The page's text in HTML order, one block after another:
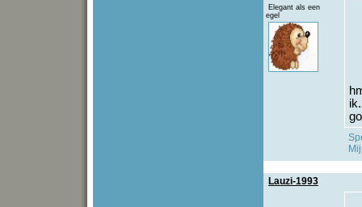
Elegant als een
egel
Lauzi-1993